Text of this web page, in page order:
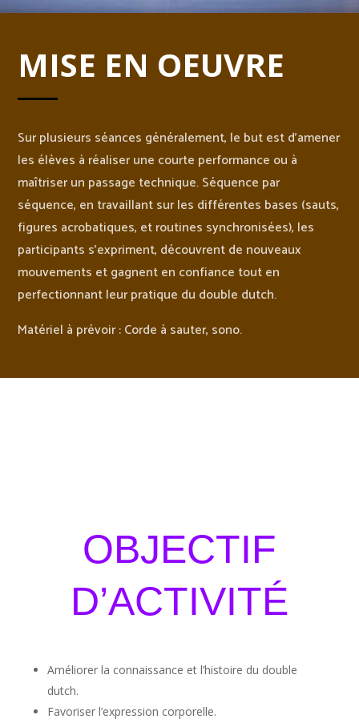
MISE EN OEUVRE
Sur plusieurs séances généralement, le but est d’amener
les élèves à réaliser une courte performance ou à
maîtriser un passage technique. Séquence par
séquence, en travaillant sur les différentes bases (sauts,
figures acrobatiques, et routines synchronisées), les
participants s’expriment, découvrent de nouveaux
mouvements et gagnent en confiance tout en
perfectionnant leur pratique du double dutch.
Matériel à prévoir : Corde à sauter, sono.
OBJECTIF
D’ACTIVITÉ
Améliorer la connaissance et l’histoire du double
dutch.
Favoriser l’expression corporelle.